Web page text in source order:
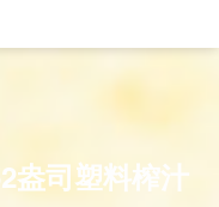
盎司塑料榨汁